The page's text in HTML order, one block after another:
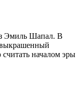
Эмиль Шапал. В
началом эры